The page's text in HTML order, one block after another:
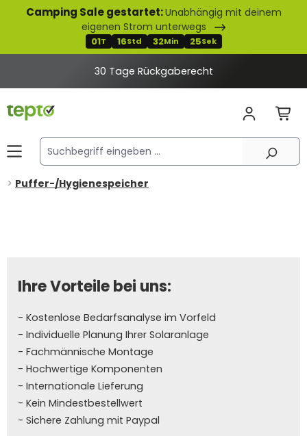
springen
Camping Sale gestartet:Unabhängig mit deinem
eigenen Strom unterwegs
01T 16Std 32Min 25Sek
30 Tage Rückgaberecht
Puffer-/Hygienespeicher
Ihre Vorteile bei uns:
- Kostenlose Bedarfsanalyse im Vorfeld
- Individuelle Planung Ihrer Solaranlage
- Fachmännische Montage
- Hochwertige Komponenten
- Internationale Lieferung
- Kein Mindestbestellwert
- Sichere Zahlung mit Paypal